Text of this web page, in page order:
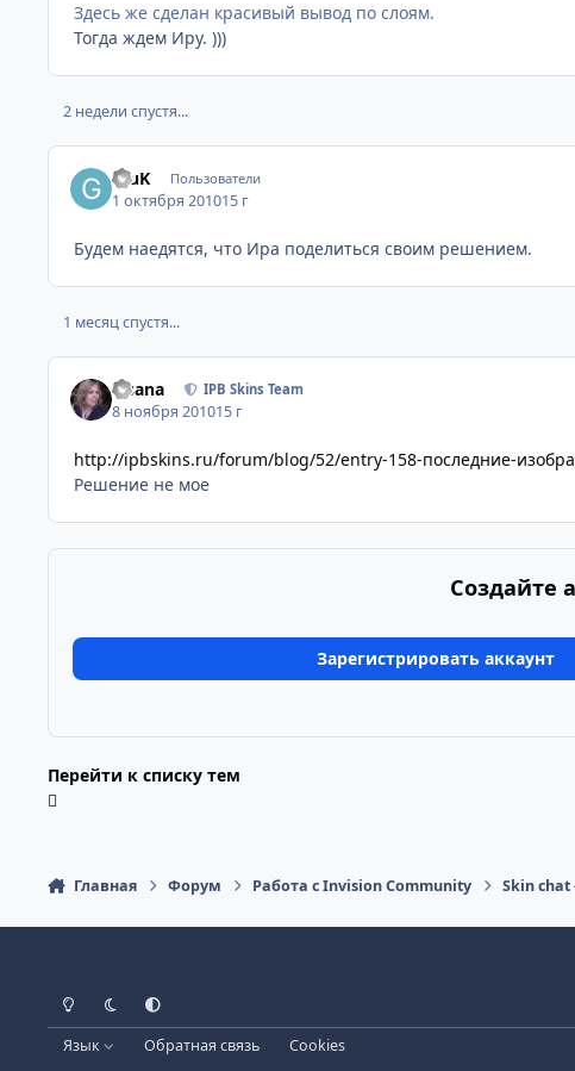
Здесь же сделан красивый вывод по слоям.
Тогда ждем Иру. )))
2 недели спустя...
GluK Пользователи
1 октября 201015 г
Будем наедятся, что Ира поделиться своим решением.
1 месяц спустя...
Fisana IPB Skins Team
8 ноября 201015 г
http://ipbskins.ru/forum/blog/52/entry-158-последние-
Решение не мое
Создайте
Зарегистрировать аккаунт
Перейти к списку тем
Главная Форум Работа с Invision Community Skin chat
Светлый режим
Тёмный режим
Системные настройки
Язык Обратная связь Cookies